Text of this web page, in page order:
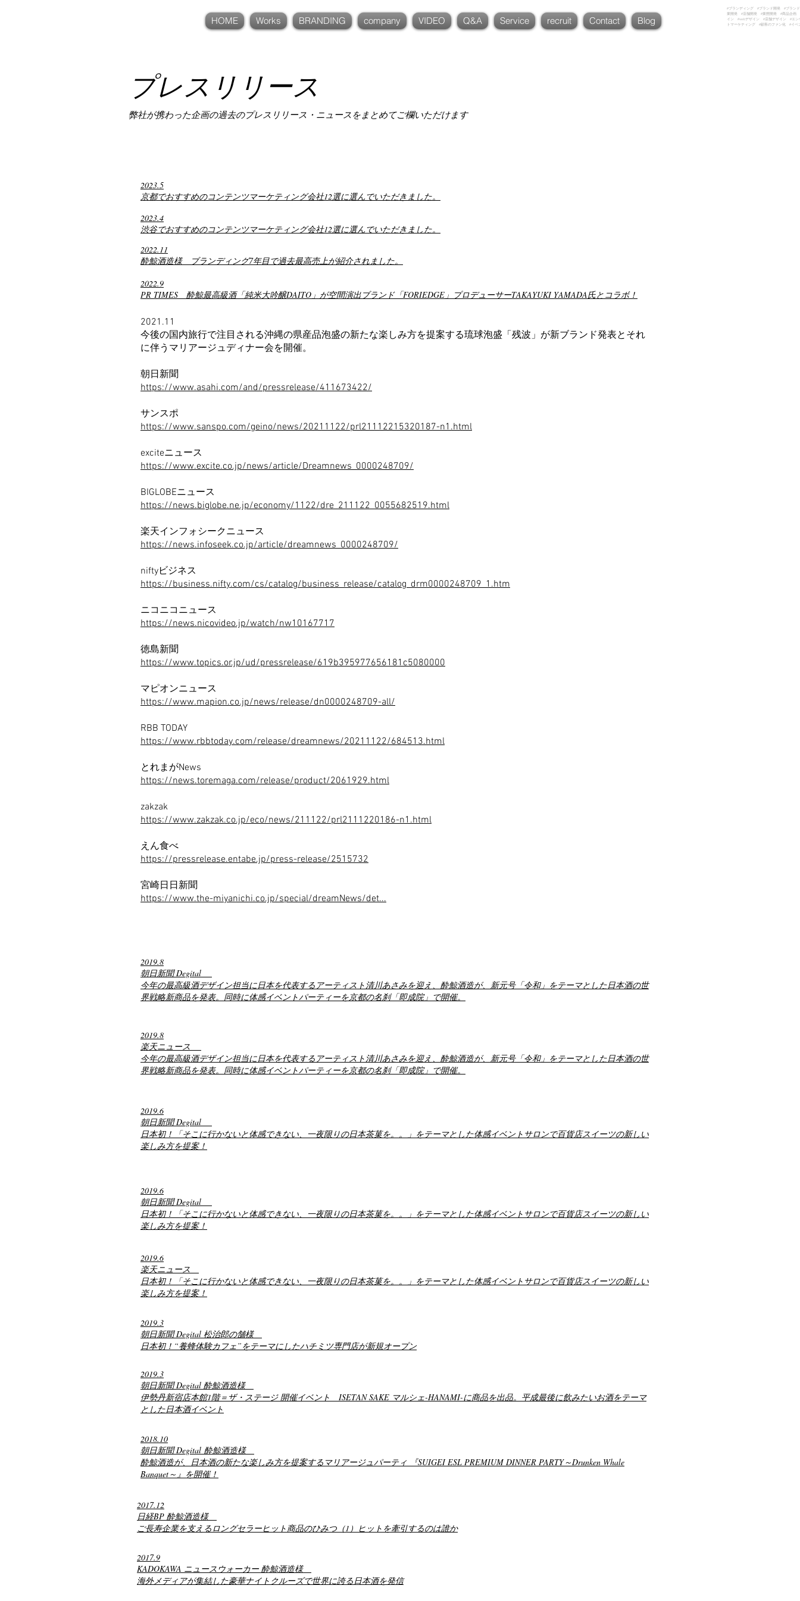
HOME Works BRANDING company VIDEO Q&A Service recruit Contact Blog
#ブランディング #ブランド開発 #ブラン
業開発 #店舗開発 #業態開発 #商品企画
イン #webデザイン #店舗デザイン #エン
トマーケティング #顧客のファン化 #イベ
プレスリリース
弊社が携わった企画の過去のプレスリリース・ニュースをまとめてご欄いただけます
2023.5
京都でおすすめのコンテンツマーケティング会社12選に選んでいただきました。
2023.4
渋谷でおすすめのコンテンツマーケティング会社12選に選んでいただきました。
2022.11
​酔鯨酒造様 ブランディング7年目で過去最高売上が紹介されました。
2022.9
PR TIMES 酔鯨最高級酒「純米大吟醸DAITO」が空間演出ブランド「FORIEDGE」プロデューサーTAKAYUKI YAMADA氏とコラボ！
2021.11
今後の国内旅行で注目される沖縄の県産品泡盛の新たな楽しみ方を提案する琉球泡盛「残波」が新ブランド発表とそれ
に伴うマリアージュディナー会を開催。
朝日新聞
https://www.asahi.com/and/pressrelease/411673422/
サンスポ
https://www.sanspo.com/geino/news/20211122/prl21112215320187-n1.html
exciteニュース
https://www.excite.co.jp/news/article/Dreamnews_0000248709/
BIGLOBEニュース
https://news.biglobe.ne.jp/economy/1122/dre_211122_0055682519.html
楽天インフォシークニュース
https://news.infoseek.co.jp/article/dreamnews_0000248709/
niftyビジネス
https://business.nifty.com/cs/catalog/business_release/catalog_drm0000248709_1.htm
ニコニコニュース
https://news.nicovideo.jp/watch/nw10167717
徳島新聞
https://www.topics.or.jp/ud/pressrelease/619b395977656181c5080000
マピオンニュース
https://www.mapion.co.jp/news/release/dn0000248709-all/
RBB TODAY
https://www.rbbtoday.com/release/dreamnews/20211122/684513.html
とれまがNews
https://news.toremaga.com/release/product/2061929.html
zakzak
https://www.zakzak.co.jp/eco/news/211122/prl2111220186-n1.html
えん食べ
https://pressrelease.entabe.jp/press-release/2515732
宮崎日日新聞
https://www.the-miyanichi.co.jp/special/dreamNews/det...
2019.8
朝日新聞 Degital
今年の最高級酒デザイン担当に日本を代表するアーティスト清川あさみを迎え、酔鯨酒造が、新元号「令和」をテーマとした日本酒の世
界戦略新商品を発表。同時に体感イベントパーティーを京都の名刹「即成院」で開催。
2019.8
楽天ニュース
今年の最高級酒デザイン担当に日本を代表するアーティスト清川あさみを迎え、酔鯨酒造が、新元号「令和」をテーマとした日本酒の世
界戦略新商品を発表。同時に体感イベントパーティーを京都の名刹「即成院」で開催。
2019.6
朝日新聞 Degital
日本初！「そこに行かないと体感できない、一夜限りの日本茶菓を。。」をテーマとした体感イベントサロンで百貨店スイーツの新しい
楽しみ方を提案！
2019.6
朝日新聞 Degital
日本初！「そこに行かないと体感できない、一夜限りの日本茶菓を。。」をテーマとした体感イベントサロンで百貨店スイーツの新しい
楽しみ方を提案！
2019.6
楽天ニュース
日本初！「そこに行かないと体感できない、一夜限りの日本茶菓を。。」をテーマとした体感イベントサロンで百貨店スイーツの新しい
楽しみ方を提案！
2019.3
朝日新聞 Degital 松治郎の舗様
日本初！“養蜂体験カフェ”をテーマにしたハチミツ専門店が新規オープン
2019.3
朝日新聞 Degital 酔鯨酒造様
伊勢丹新宿店本館1階＝ザ・ステージ 開催イベント ISETAN SAKE マルシェ-HANAMI-に商品を出品。平成最後に飲みたいお酒をテーマ
とした日本酒イベント
2018.10
朝日新聞 Degital 酔鯨酒造様
酔鯨酒造が、日本酒の新たな楽しみ方を提案するマリアージュパーティ 『SUIGEI ESL PREMIUM DINNER PARTY～Drunken Whale
Banquet～』を開催！
2017.12
日経BP 酔鯨酒造様
ご長寿企業を支えるロングセラーヒット商品のひみつ（1）ヒットを牽引するのは誰か
2017.9
KADOKAWA ニュースウォーカー 酔鯨酒造様
海外メディアが集結した豪華ナイトクルーズで世界に誇る日本酒を発信